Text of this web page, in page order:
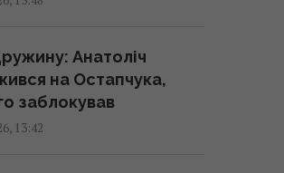
поєдинок
Хижняка: вечір
ексклюзивно
Анатоліч
на Остапчука,
заблокував
13:42